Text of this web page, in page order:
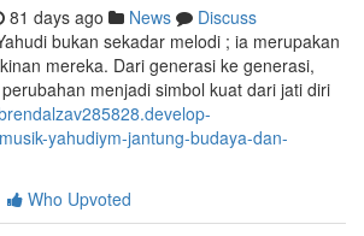
81 days ago News
Discuss
bukan sekadar melodi ; ia merupakan
mereka. Dari generasi ke generasi,
menjadi simbol kuat dari jati diri
yahudiym-jantung-budaya-dan-
Who Upvoted